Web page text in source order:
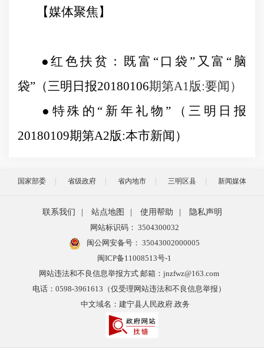
【媒体聚焦】
●红色扶贫：既富 “口袋 ”又富 “ 脑
袋” （三明日报20180106期第A1版:要闻）
● 特殊的“新年礼物” （三明日报
20180109期第A2版:本市新闻）
国家部委 省级政府 省内地市 三明区县 新闻媒体
联系我们 站点地图 使用帮助
隐私声明
网站标识码： 3504300032
闽公网安备号： 35043002000005
闽ICP备11008513号-1
网站违法和不良信息举报方式 邮箱：jnzfwz@163.com
电话：0598-3961613（仅受理网站违法和不良信息举报）
中文域名：建宁县人民政府.政务